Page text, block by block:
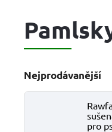
Nejprodávanější
pro